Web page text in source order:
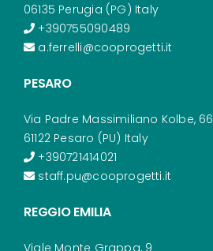
06135 Perugia (PG) Italy
+390755090489
a.ferrelli@cooprogetti.it
PESARO
Via Padre Massimiliano Kolbe, 66
61122 Pesaro (PU) Italy
+390721414021
staff.pu@cooprogetti.it
REGGIO EMILIA